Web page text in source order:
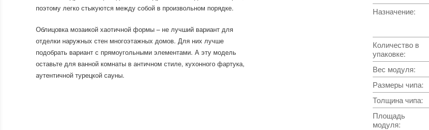
поэтому легко стыкуются между собой в произвольном порядке.
Облицовка мозаикой хаотичной формы – не лучший вариант для
отделки наружных стен многоэтажных домов. Для них лучше
подобрать вариант с прямоугольными элементами. А эту модель
оставьте для ванной комнаты в античном стиле, кухонного фартука,
аутентичной турецкой сауны.
Назначение:
Количество в
упаковке:
Вес модуля:
Размеры чипа:
Толщина чипа:
Площадь
модуля: